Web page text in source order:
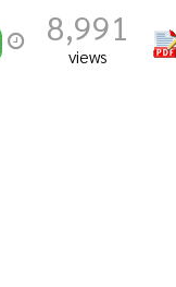
8,991
views